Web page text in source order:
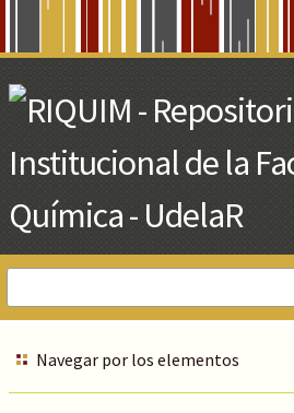
Main
Content
Navegar por los elementos